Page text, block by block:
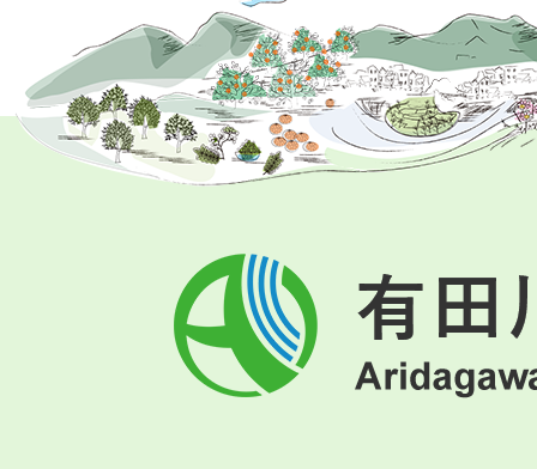
有
田
川
町